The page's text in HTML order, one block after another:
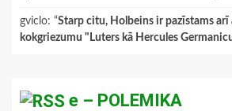
gviclo: “Starp citu, Holbeins ir pazīstams arī
kokgriezumu "Luters kā Hercules
e – POLEMIKA